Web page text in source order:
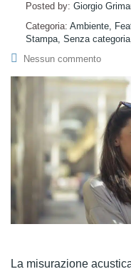
Posted by: Giorgio
Categoria: Ambiente,
Stampa, Senza
Nessun commento
La misurazione